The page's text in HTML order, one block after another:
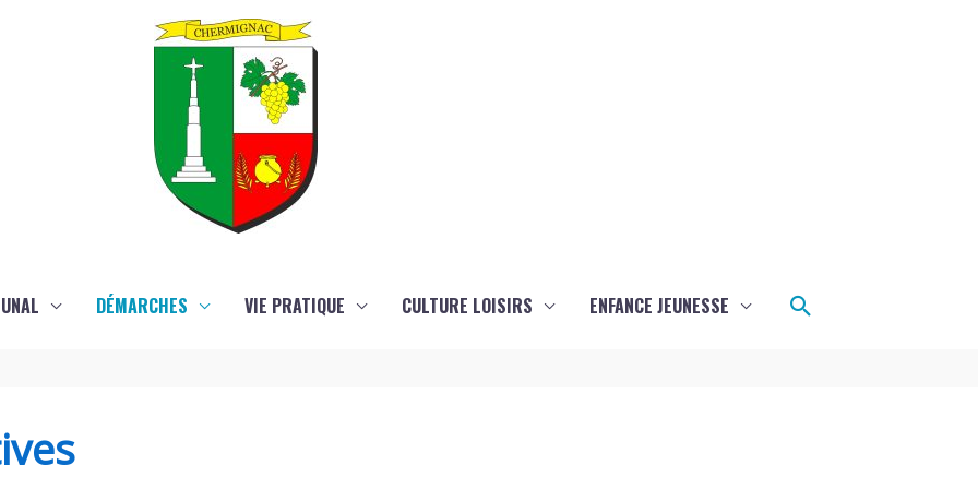
DÉMARCHES VIE PRATIQUE CULTURE LOISIRS ENFANCE JEUNESSE Rechercher